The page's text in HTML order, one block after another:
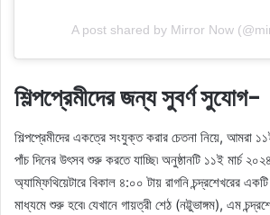
A post shared by Mirror Now
শিল্পপ্রেমীদের জন্য সুবর্ণ সুযোগ-
শিল্পপ্রেমীদের একত্রে সংযুক্ত করার চেতনা নিয়ে, আমরা
পাঁচ দিনের উৎসব শুরু করতে যাচ্ছি৷ অনুষ্ঠানটি ১১ই মার্চ
অ্যাম্ফিথিয়েটারে বিকাল ৪:০০ টায় রাগনি চন্দ্রশেখরের
মাধ্যমে শুরু হবে৷ যেখানে গায়ত্রী শেঠ (নট্টুভাঙ্গম), এম